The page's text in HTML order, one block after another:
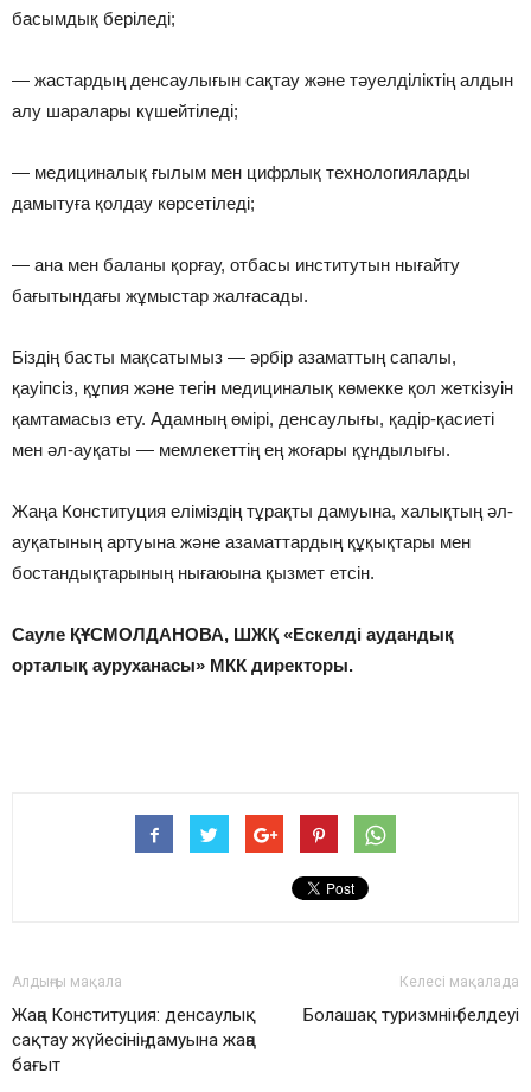
басымдық беріледі;
— жастардың денсаулығын сақтау және тәуелділіктің алдын
алу шаралары күшейтіледі;
— медициналық ғылым мен цифрлық технологияларды
дамытуға қолдау көрсетіледі;
— ана мен баланы қорғау, отбасы институтын нығайту
бағытындағы жұмыстар жалғасады.
Біздің басты мақсатымыз — әрбір азаматтың сапалы,
қауіпсіз, құпия және тегін медициналық көмекке қол жеткізуін
қамтамасыз ету. Адамның өмірі, денсаулығы, қадір-қасиеті
мен әл-ауқаты — мемлекеттің ең жоғары құндылығы.
Жаңа Конституция еліміздің тұрақты дамуына, халықтың әл-
ауқатының артуына және азаматтардың құқықтары мен
бостандықтарының нығаюына қызмет етсін.
Сауле ҚҰСМОЛДАНОВА, ШЖҚ «Ескелді аудандық
орталық ауруханасы» МКК директоры.
Алдыңғы мақала
Жаңа Конституция: денсаулық
сақтау жүйесінің дамуына жаңа
бағыт
Келесі мақалада
Болашақ туризмнің белдеуі